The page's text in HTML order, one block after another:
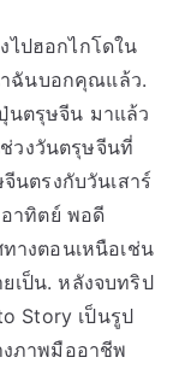
ไปฮอกไกโดใน
ฉันบอกคุณแล้ว.
นตรุษจีน มาแล้ว
วงวันตรุษจีนที่
นตรงกับวันเสาร์
าทิตย์ พอดี
างตอนเหนือเช่น
เป็น. หลังจบทริป
Story เป็นรูป
งภาพมืออาชีพ